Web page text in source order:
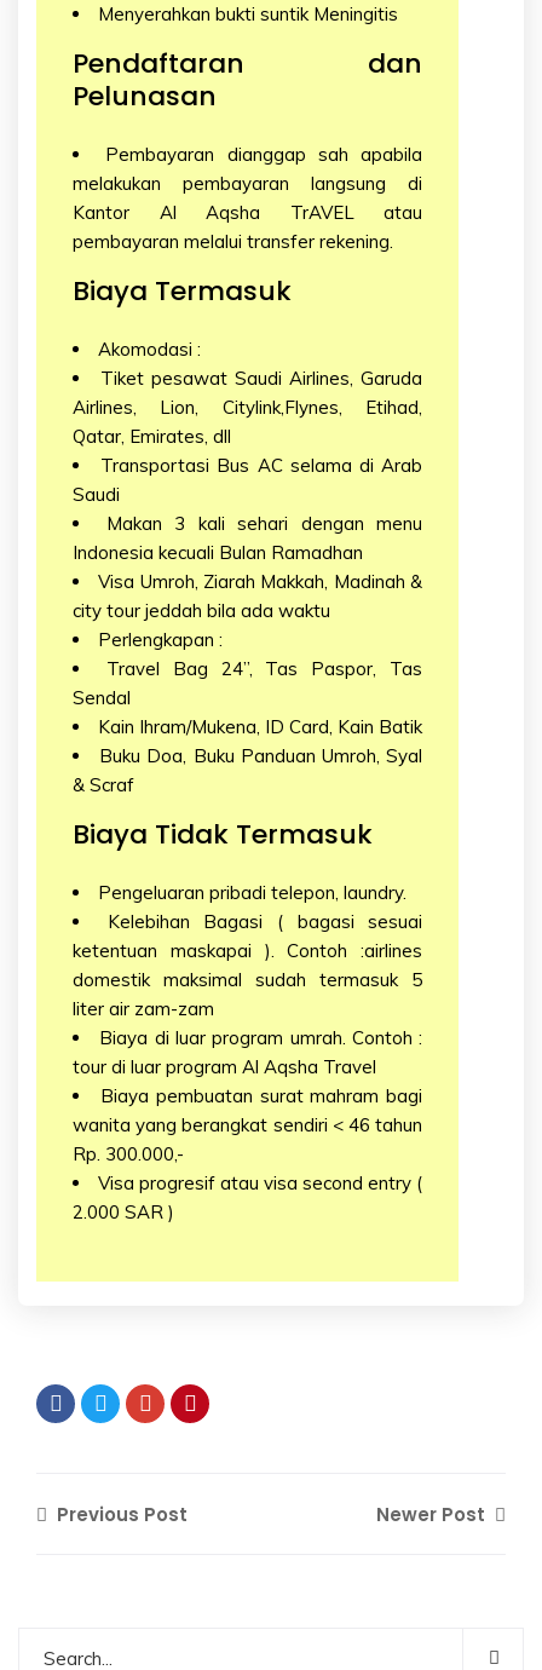
Menyerahkan bukti suntik Meningitis
Pendaftaran dan
Pelunasan
Pembayaran dianggap sah apabila
melakukan pembayaran langsung di
Kantor Al Aqsha TrAVEL atau
pembayaran melalui transfer rekening.
Biaya Termasuk
Akomodasi :
Tiket pesawat Saudi Airlines, Garuda
Airlines, Lion, Citylink,Flynes, Etihad,
Qatar, Emirates, dll
Transportasi Bus AC selama di Arab
Saudi
Makan 3 kali sehari dengan menu
Indonesia kecuali Bulan Ramadhan
Visa Umroh, Ziarah Makkah, Madinah &
city tour jeddah bila ada waktu
Perlengkapan :
Travel Bag 24”, Tas Paspor, Tas
Sendal
Kain Ihram/Mukena, ID Card, Kain Batik
Buku Doa, Buku Panduan Umroh, Syal
& Scraf
Biaya Tidak Termasuk
Pengeluaran pribadi telepon, laundry.
Kelebihan Bagasi ( bagasi sesuai
ketentuan maskapai ). Contoh :airlines
domestik maksimal sudah termasuk 5
liter air zam-zam
Biaya di luar program umrah. Contoh :
tour di luar program Al Aqsha Travel
Biaya pembuatan surat mahram bagi
wanita yang berangkat sendiri < 46 tahun
Rp. 300.000,-
Visa progresif atau visa second entry (
2.000 SAR )
Previous Post Newer Post